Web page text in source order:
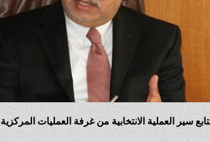
سير العملية الانتخابية من غرفة العمليات المركزية